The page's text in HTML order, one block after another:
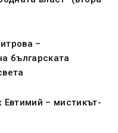
–
българската
Евтимий – мистикът-